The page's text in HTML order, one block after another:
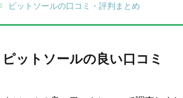
ピットソールの口コミ・評判まとめ
ピットソールの良い口コミ